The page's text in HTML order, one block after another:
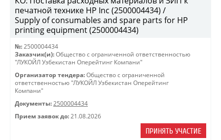
печатной технике HP Inc (2500004434) /
Supply of consumables and spare parts for HP
printing equipment (2500004434)
№: 2500004434
Заказчик(и): Общество с ограниченной ответственностью
"ЛУКОЙЛ Узбекистан Оперейтинг Компани"
Организатор тендера: Общество с ограниченной
ответственностью "ЛУКОЙЛ Узбекистан Оперейтинг
Компани"
Документы: 2500004434
Прием заявок до: 21.08.2026
ПРИНЯТЬ УЧАСТИЕ